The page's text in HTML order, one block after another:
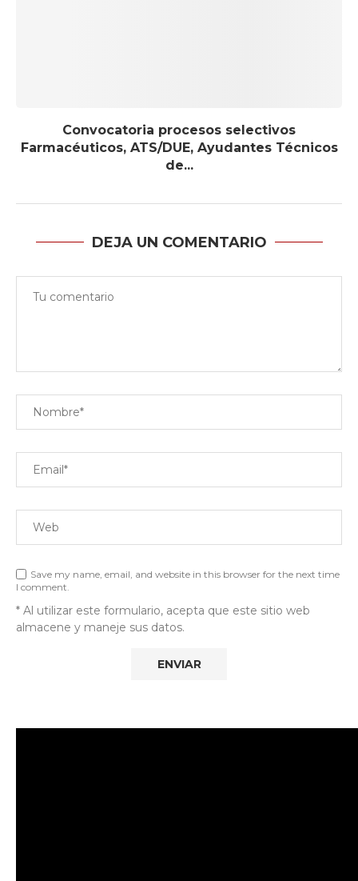
Convocatoria procesos selectivos
Farmacéuticos, ATS/DUE, Ayudantes Técnicos
de...
DEJA UN COMENTARIO
Save my name, email, and website in this browser for the next time
I comment.
* Al utilizar este formulario, acepta que este sitio web
almacene y maneje sus datos.